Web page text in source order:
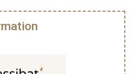
portefeuille produits pour le